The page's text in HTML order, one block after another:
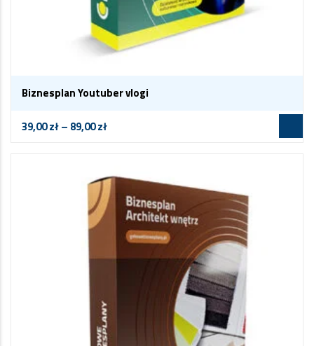
Biznesplan Youtuber vlogi
39,00zł– 89,00zł